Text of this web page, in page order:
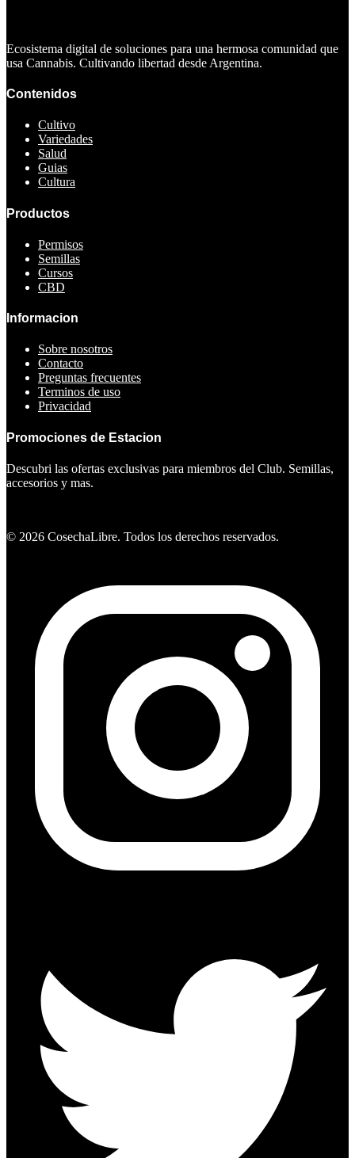
Ecosistema digital de soluciones para una hermosa comunidad que
usa Cannabis. Cultivando libertad desde Argentina.
Contenidos
Cultivo
Variedades
Salud
Guias
Cultura
Productos
Permisos
Semillas
Cursos
CBD
Informacion
Sobre nosotros
Contacto
Preguntas frecuentes
Terminos de uso
Privacidad
Promociones de Estacion
Descubri las ofertas exclusivas para miembros del Club. Semillas,
accesorios y mas.
© 2026 CosechaLibre. Todos los derechos reservados.